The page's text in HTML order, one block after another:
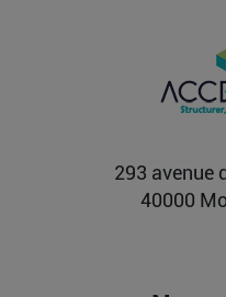
chez OpenAI
L’article Après une
Fidji Simo quitte son
293 avenue
40000